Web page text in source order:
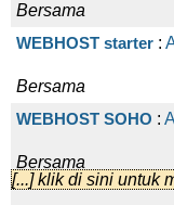
Bersama
WEBHOST starter :
Bersama
WEBHOST SOHO :
Bersama
WEBHOST Business
[...] klik di sini untuk